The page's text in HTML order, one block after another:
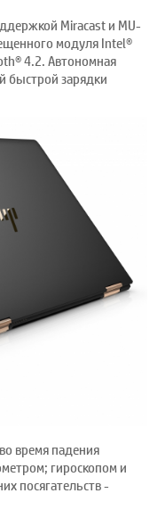
Miracast и MU-
модуля Intel®
4.2. Автономная
быстрой зарядки
время падения
гироскопом и
посягательств -